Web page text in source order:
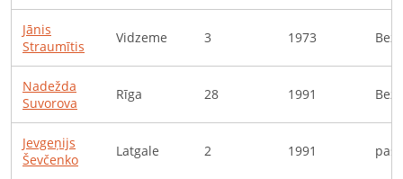
Jānis
Straumītis
Vidzeme 3 1973
Nadežda
Suvorova
Rīga 28 1991
Jevgeņijs
Ševčenko
Latgale 2 1991